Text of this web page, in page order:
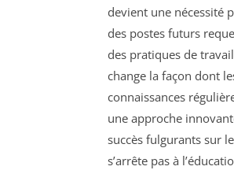
devient une nécessité
des postes futurs
des pratiques de
change la façon dont
connaissances
une approche
succès fulgurants sur
s’arrête pas à